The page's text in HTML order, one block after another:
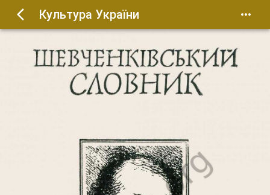
Культура України